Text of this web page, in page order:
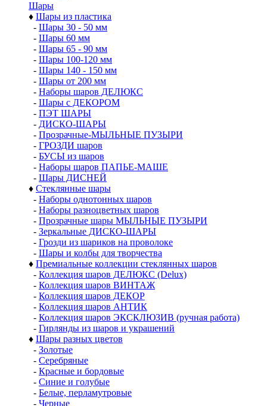
Шары
♦ Шары из пластика
- Шары 30 - 50 мм
- Шары 60 мм
- Шары 65 - 90 мм
- Шары 100-120 мм
- Шары 140 - 150 мм
- Шары от 200 мм
- Наборы шаров ДЕЛЮКС
- Шары с ДЕКОРОМ
- ПЭТ ШАРЫ
- ДИСКО-ШАРЫ
- Прозрачные-МЫЛЬНЫЕ ПУЗЫРИ
- ГРОЗДИ шаров
- БУСЫ из шаров
- Наборы шаров ПАПЬЕ-МАШЕ
- Шары ДИСНЕЙ
♦ Стеклянные шары
- Наборы однотонных шаров
- Наборы разноцветных шаров
- Прозрачные шары МЫЛЬНЫЕ ПУЗЫРИ
- Зеркальные ДИСКО-ШАРЫ
- Грозди из шариков на проволоке
- Шары и колбы для творчества
♦ Премиальные коллекции стеклянных шаров
- Коллекция шаров ДЕЛЮКС (Delux)
- Коллекция шаров ВИНТАЖ
- Коллекция шаров ДЕКОР
- Коллекция шаров АНТИК
- Коллекция шаров ЭКСКЛЮЗИВ (ручная работа)
- Гирлянды из шаров и украшений
♦ Шары разных цветов
- Золотые
- Серебряные
- Красные и бордовые
- Синие и голубые
- Белые, перламутровые
- Черные